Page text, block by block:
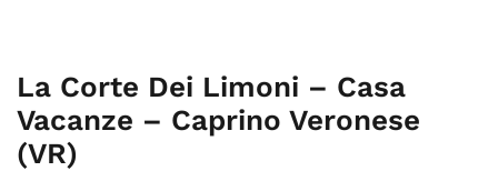
La Corte Dei Limoni – Casa
Vacanze – Caprino Veronese
(VR)